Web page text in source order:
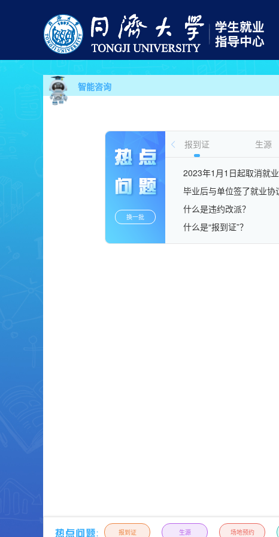
智能咨询
换一批
报到证 生源
2023年1月1日起取消就
毕业后与单位签了就业协
什么是违约改派？
什么是“报到证”？
报到证 生源 场地预约